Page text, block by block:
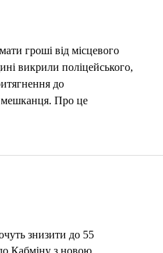
знизити до 55
Кабміну з новою
гроші від місцевого
викрили поліцейського,
до
мешканця. Про це